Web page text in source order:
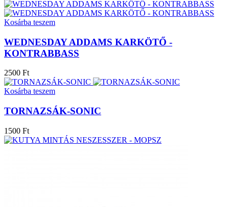
Kosárba teszem
WEDNESDAY ADDAMS KARKÖTŐ -
KONTRABBASS
2500 Ft
Kosárba teszem
TORNAZSÁK-SONIC
1500 Ft